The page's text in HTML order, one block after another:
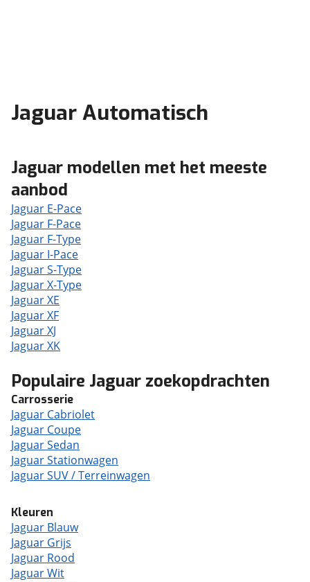
Jaguar Automatisch
Jaguar modellen met het meeste
aanbod
Jaguar E-Pace
Jaguar F-Pace
Jaguar F-Type
Jaguar I-Pace
Jaguar S-Type
Jaguar X-Type
Jaguar XE
Jaguar XF
Jaguar XJ
Jaguar XK
Populaire Jaguar zoekopdrachten
Carrosserie
Jaguar Cabriolet
Jaguar Coupe
Jaguar Sedan
Jaguar Stationwagen
Jaguar SUV / Terreinwagen
Kleuren
Jaguar Blauw
Jaguar Grijs
Jaguar Rood
Jaguar Wit